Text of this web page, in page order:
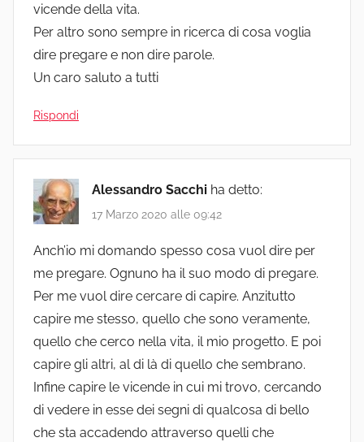
vicende della vita.
Per altro sono sempre in ricerca di cosa voglia
dire pregare e non dire parole.
Un caro saluto a tutti
Rispondi
Alessandro Sacchi ha detto:
17 Marzo 2020 alle 09:42
Anch’io mi domando spesso cosa vuol dire per
me pregare. Ognuno ha il suo modo di pregare.
Per me vuol dire cercare di capire. Anzitutto
capire me stesso, quello che sono veramente,
quello che cerco nella vita, il mio progetto. E poi
capire gli altri, al di là di quello che sembrano.
Infine capire le vicende in cui mi trovo, cercando
di vedere in esse dei segni di qualcosa di bello
che sta accadendo attraverso quelli che